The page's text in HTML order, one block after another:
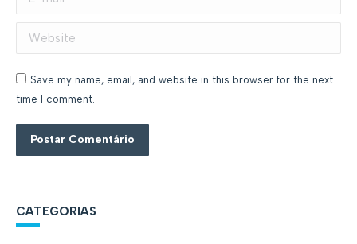
Website
Save my name, email, and website in this browser for the next
time I comment.
Postar Comentário
CATEGORIAS